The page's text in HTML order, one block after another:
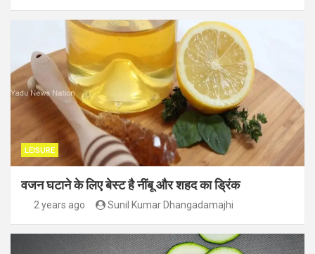
LEISURE
वजन घटाने के लिए बेस्ट है नींबू और शहद का ड्रिंक
2 years ago Sunil Kumar Dhangadamajhi